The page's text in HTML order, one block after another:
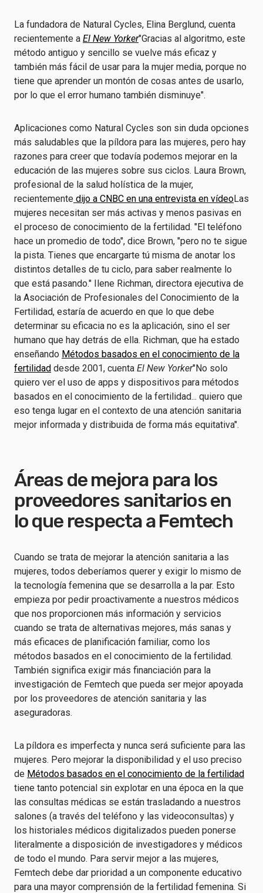
La fundadora de Natural Cycles, Elina Berglund, cuenta
recientemente a El New Yorker"Gracias al algoritmo, este
método antiguo y sencillo se vuelve más eficaz y
también más fácil de usar para la mujer media, porque no
tiene que aprender un montón de cosas antes de usarlo,
por lo que el error humano también disminuye".
Aplicaciones como Natural Cycles son sin duda opciones
más saludables que la píldora para las mujeres, pero hay
razones para creer que todavía podemos mejorar en la
educación de las mujeres sobre sus ciclos. Laura Brown,
profesional de la salud holística de la mujer,
recientemente dijo a CNBC en una entrevista en vídeoLas
mujeres necesitan ser más activas y menos pasivas en
el proceso de conocimiento de la fertilidad. "El teléfono
hace un promedio de todo", dice Brown, "pero no te sigue
la pista. Tienes que encargarte tú misma de anotar los
distintos detalles de tu ciclo, para saber realmente lo
que está pasando." Ilene Richman, directora ejecutiva de
la Asociación de Profesionales del Conocimiento de la
Fertilidad, estaría de acuerdo en que lo que debe
determinar su eficacia no es la aplicación, sino el ser
humano que hay detrás de ella. Richman, que ha estado
enseñando Métodos basados en el conocimiento de la
fertilidad desde 2001, cuenta El New Yorker"No solo
quiero ver el uso de apps y dispositivos para métodos
basados en el conocimiento de la fertilidad... quiero que
eso tenga lugar en el contexto de una atención sanitaria
mejor informada y distribuida de forma más equitativa".
Áreas de mejora para los
proveedores sanitarios en
lo que respecta a Femtech
Cuando se trata de mejorar la atención sanitaria a las
mujeres, todos deberíamos querer y exigir lo mismo de
la tecnología femenina que se desarrolla a la par. Esto
empieza por pedir proactivamente a nuestros médicos
que nos proporcionen más información y servicios
cuando se trata de alternativas mejores, más sanas y
más eficaces de planificación familiar, como los
métodos basados en el conocimiento de la fertilidad.
También significa exigir más financiación para la
investigación de Femtech que pueda ser mejor apoyada
por los proveedores de atención sanitaria y las
aseguradoras.
La píldora es imperfecta y nunca será suficiente para las
mujeres. Pero mejorar la disponibilidad y el uso preciso
de Métodos basados en el conocimiento de la fertilidad
tiene tanto potencial sin explotar en una época en la que
las consultas médicas se están trasladando a nuestros
salones (a través del teléfono y las videoconsultas) y
los historiales médicos digitalizados pueden ponerse
literalmente a disposición de investigadores y médicos
de todo el mundo. Para servir mejor a las mujeres,
Femtech debe dar prioridad a un componente educativo
para una mayor comprensión de la fertilidad femenina. Si